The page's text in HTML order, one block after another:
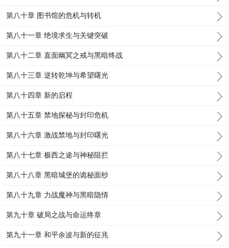
第八十章 图书馆的危机与转机
第八十一章 绝境求生与关键突破
第八十二章 直面幽冥之戒与黑暗终战
第八十三章 逆转乾坤与希望曙光
第八十四章 新的启程
第八十五章 禁地探秘与封印危机
第八十六章 激战禁地与封印曙光
第八十七章 极西之途与神秘阻拦
第八十八章 黑暗城堡的诡秘面纱
第八十九章 力战魔神与黑暗隐情
第九十章 破局之战与命运终章
第九十一章 和平余波与新的征兆